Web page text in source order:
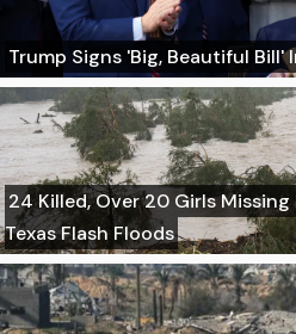
Trump Signs 'Big, Beautiful Bill'
24 Killed, Over 20 Girls
Texas Flash Floods